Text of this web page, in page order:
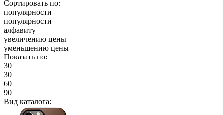
Сортировать по:
популярности
популярности
алфавиту
увеличению цены
уменьшению цены
Показать по:
30
30
60
90
Вид каталога: